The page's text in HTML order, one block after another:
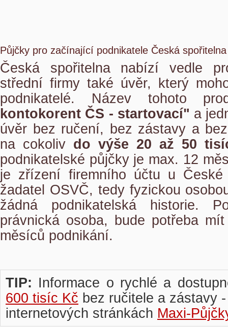
Půjčky pro začínající podnikatele Česká spořitelna
Česká spořitelna nabízí vedle
střední firmy také úvěr, který
podnikatelé. Název tohoto
kontokorent ČS - startovací" a
úvěr bez ručení, bez zástavy a
na cokoliv do výše 20 až 50
podnikatelské půjčky je max. 12
je zřízení firemního účtu u České
žadatel OSVČ, tedy fyzickou
žádná podnikatelská historie.
právnická osoba, bude potřeba
měsíců podnikání.
TIP: Informace o rychlé a
600 tisíc Kč bez ručitele a zástavy
internetových stránkách Maxi-